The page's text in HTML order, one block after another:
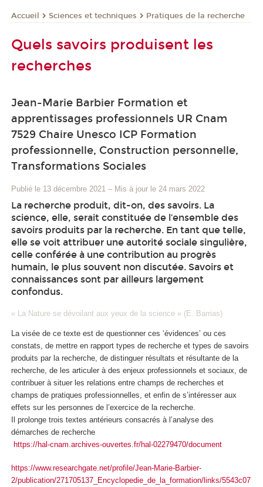
Accueil Sciences et techniques Pratiques de la recherche
Quels savoirs produisent les
recherches
Jean-Marie Barbier Formation et
apprentissages professionnels UR Cnam
7529 Chaire Unesco ICP Formation
professionnelle, Construction personnelle,
Transformations Sociales
Publié le 13 décembre 2021 – Mis à jour le 24 mars 2022
La recherche produit, dit-on, des savoirs. La
science, elle, serait constituée de l’ensemble des
savoirs produits par la recherche. En tant que telle,
elle se voit attribuer une autorité sociale singulière,
celle conférée à une contribution au progrès
humain, le plus souvent non discutée. Savoirs et
connaissances sont par ailleurs largement
confondus.
« La Nature se dévoilant aux yeux de la science » (E. Barrias)
La visée de ce texte est de questionner ces ‘évidences’ ou ces
constats, de mettre en rapport types de recherche et types de savoirs
produits par la recherche, de distinguer résultats et résultante de la
recherche, de les articuler à des enjeux professionnels et sociaux, de
contribuer à situer les relations entre champs de recherches et
champs de pratiques professionnelles, et enfin de s’intéresser aux
effets sur les personnes de l’exercice de la recherche.
Il prolonge trois textes antérieurs consacrés à l’analyse des
démarches de recherche
https://hal-cnam.archives-ouvertes.fr/hal-02279470/document
https://www.researchgate.net/profile/Jean-Marie-Barbier-
2/publication/271705137_Encyclopedie_de_la_formation/links/5543c07